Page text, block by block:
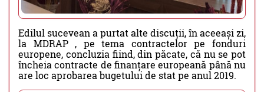
Edilul sucevean a purtat alte discuții, în aceeași zi,
la MDRAP , pe tema contractelor pe fonduri
europene, concluzia fiind, din păcate, că nu se pot
încheia contracte de finanțare europeană până nu
are loc aprobarea bugetului de stat pe anul 2019.